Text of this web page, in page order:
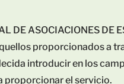
DE ASOCIACIONES DE
proporcionados a
introducir en los
proporcionar el servicio.